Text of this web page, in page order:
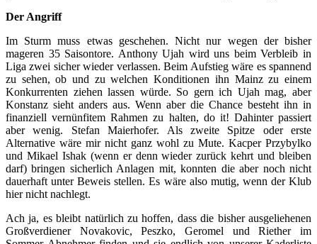
Der Angriff
Im Sturm muss etwas geschehen. Nicht nur wegen der bisher
mageren 35 Saisontore. Anthony Ujah wird uns beim Verbleib in
Liga zwei sicher wieder verlassen. Beim Aufstieg wäre es spannend
zu sehen, ob und zu welchen Konditionen ihn Mainz zu einem
Konkurrenten ziehen lassen würde. So gern ich Ujah mag, aber
Konstanz sieht anders aus. Wenn aber die Chance besteht ihn in
finanziell vernünfitem Rahmen zu halten, do it! Dahinter passiert
aber wenig. Stefan Maierhofer. Als zweite Spitze oder erste
Alternative wäre mir nicht ganz wohl zu Mute. Kacper Przybylko
und Mikael Ishak (wenn er denn wieder zurück kehrt und bleiben
darf) bringen sicherlich Anlagen mit, konnten die aber noch nicht
dauerhaft unter Beweis stellen. Es wäre also mutig, wenn der Klub
hier nicht nachlegt.
Ach ja, es bleibt natürlich zu hoffen, dass die bisher ausgeliehenen
Großverdiener Novakovic, Peszko, Geromel und Riether im